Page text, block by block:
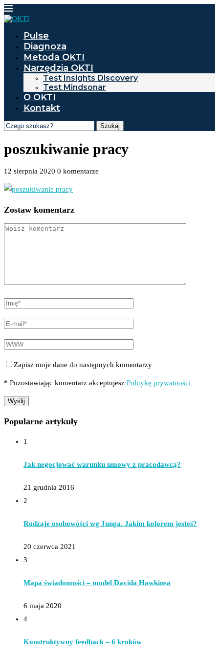
Pulse
Diagnoza
Metoda OKTI
Narzędzia OKTI
Test Insights Discovery
Test Mindsonar
O OKTI
Kontakt
Szukaj
poszukiwanie pracy
12 sierpnia 2020 0 komentarze
Zostaw komentarz
Zapisz moje dane do następnych komentarzy
* Pozostawiając komentarz akceptujesz Politykę prywatności
Popularne artykuły
1
Jak negocjować warunku umowy z pracodawcą?
21 grudnia 2016
2
Rodzaje osobowości wg Junga. Jakim kolorem jesteś?
20 czerwca 2021
3
Mapa świadomości – model Davida Hawkinsa
6 maja 2020
4
Konstruktywny feedback – 6 kroków